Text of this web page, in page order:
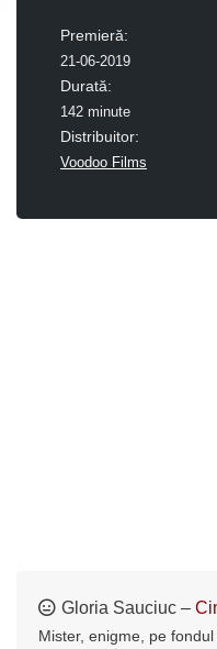
Premieră:
21-06-2019
Durată:
142 minute
Distribuitor:
Voodoo Films
Gloria Sauciuc –
Mister, enigme, pe